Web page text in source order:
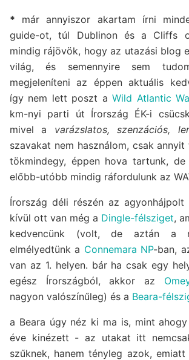
* már annyiszor akartam írni
guide-ot, túl Dublinon és a Cliffs
mindig rájövök, hogy az utazási blog
világ, és semennyire sem
megjeleníteni az éppen aktuális
így nem lett poszt aWild Atlantic
km-nyi parti út Írország ÉK-i
mivel a varázslatos, szenzációs,
szavakat nem használom, csak
tökmindegy, éppen hova tartunk,
előbb-utóbb mindig ráfordulunk az
Írország déli részén az agyonhájpolt
kívül ott van még a Dingle-félsziget,
kedvencünk (volt, de aztán a
elmélyedtünk a Connemara NP-ban,
van az 1. helyen. bár ha csak egy
egész Írországból, akkor az
nagyon valószínűleg) és a Beara-
a Beara úgy néz ki ma is, mint
éve kinézett - az utakat itt
szűknek, hanem tényleg azok,